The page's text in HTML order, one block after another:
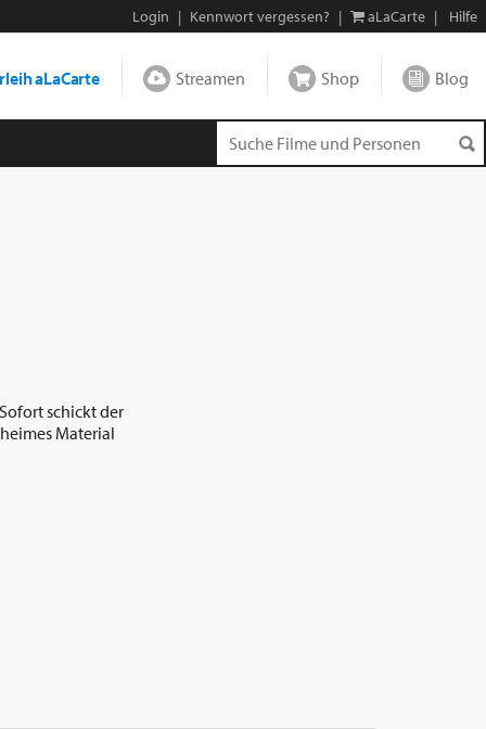
Login | Kennwort vergessen? | aLaCarte | Hilfe
aLaCarte Streamen Shop Blog
schickt der
Material